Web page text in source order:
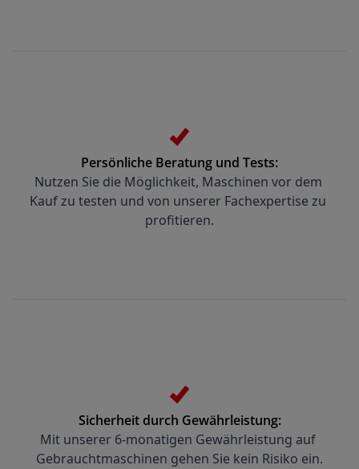
Persönliche Beratung und Tests:
Nutzen Sie die Möglichkeit, Maschinen vor dem
Kauf zu testen und von unserer Fachexpertise zu
profitieren.
Sicherheit durch Gewährleistung:
Mit unserer 6-monatigen Gewährleistung auf
Gebrauchtmaschinen gehen Sie kein Risiko ein.